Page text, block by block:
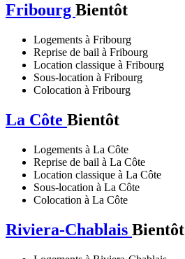
Fribourg Bientôt
Logements à Fribourg
Reprise de bail à Fribourg
Location classique à Fribourg
Sous-location à Fribourg
Colocation à Fribourg
La Côte Bientôt
Logements à La Côte
Reprise de bail à La Côte
Location classique à La Côte
Sous-location à La Côte
Colocation à La Côte
Riviera-Chablais Bientôt